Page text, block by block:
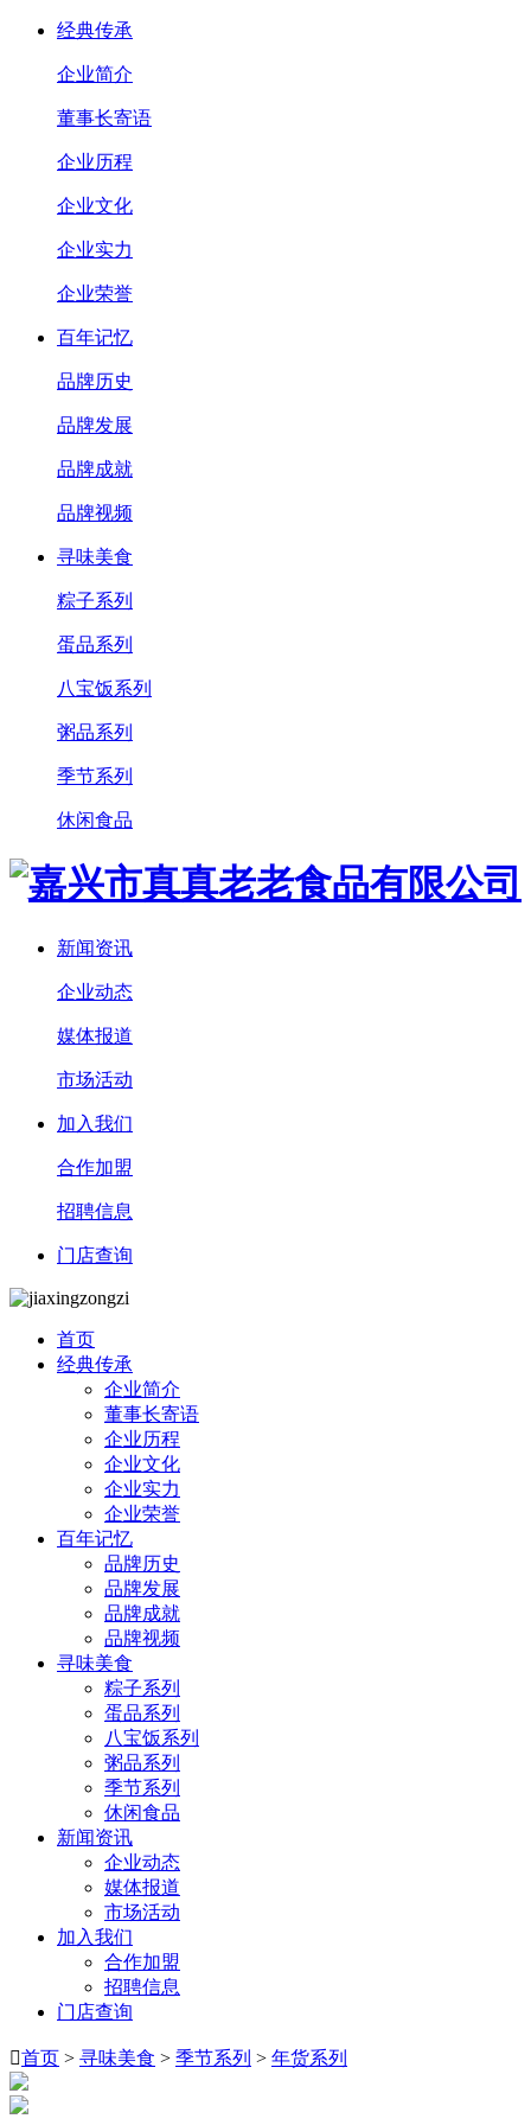
经典传承
企业简介
董事长寄语
企业历程
企业文化
企业实力
企业荣誉
百年记忆
品牌历史
品牌发展
品牌成就
品牌视频
寻味美食
粽子系列
蛋品系列
八宝饭系列
粥品系列
季节系列
休闲食品
新闻资讯
企业动态
媒体报道
市场活动
加入我们
合作加盟
招聘信息
门店查询
首页
经典传承
企业简介
董事长寄语
企业历程
企业文化
企业实力
企业荣誉
百年记忆
品牌历史
品牌发展
品牌成就
品牌视频
寻味美食
粽子系列
蛋品系列
八宝饭系列
粥品系列
季节系列
休闲食品
新闻资讯
企业动态
媒体报道
市场活动
加入我们
合作加盟
招聘信息
门店查询
首页 > 寻味美食 > 季节系列 > 年货系列